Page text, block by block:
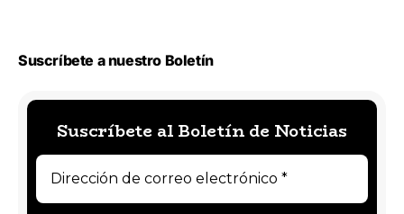
Suscríbete a nuestro Boletín
Suscríbete al Boletín de Noticias